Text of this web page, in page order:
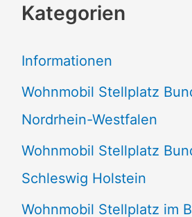
h
n
n
a
c
h
:
Kategorien
Informationen
Wohnmobil Stellplatz
Nordrhein-Westfalen
Wohnmobil Stellplatz
Schleswig Holstein
Wohnmobil Stellplatz im